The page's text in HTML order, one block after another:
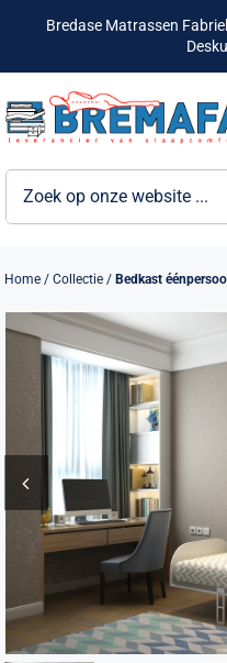
inhoud
Bredase Matrassen
Bedden
Matrassen
Boxsprings
Lattenbodems
Verwante artikelen
Brandvertragend
Nieuws
Home /Collectie /Bedkast